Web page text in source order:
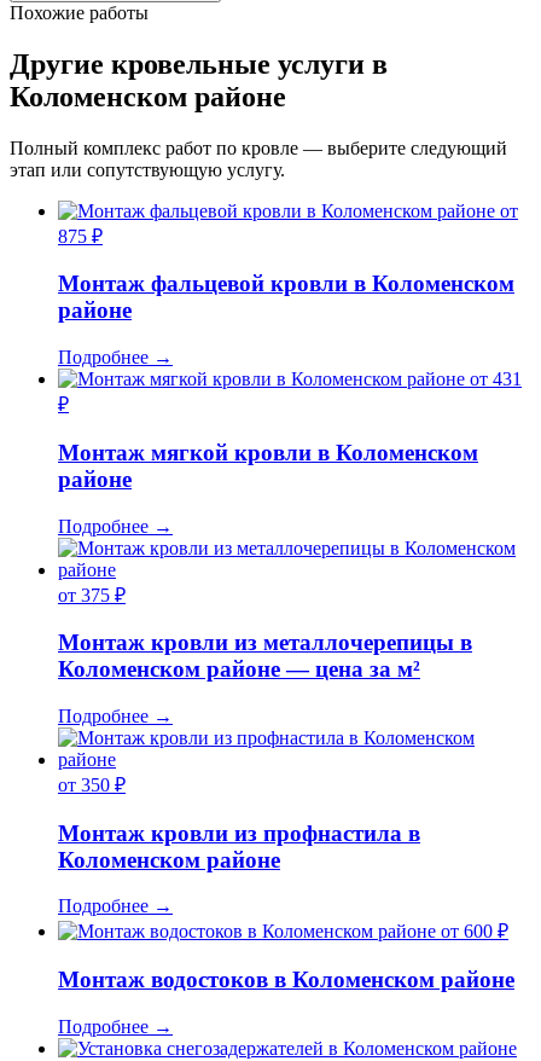
Похожие работы
Другие кровельные услуги в
Коломенском районе
Полный комплекс работ по кровле — выберите следующий
этап или сопутствующую услугу.
от
875 ₽
Монтаж фальцевой кровли в Коломенском
районе
Подробнее →
от 431
₽
Монтаж мягкой кровли в Коломенском
районе
Подробнее →
от 375 ₽
Монтаж кровли из металлочерепицы в
Коломенском районе — цена за м²
Подробнее →
от 350 ₽
Монтаж кровли из профнастила в
Коломенском районе
Подробнее →
от 600 ₽
Монтаж водостоков в Коломенском районе
Подробнее →